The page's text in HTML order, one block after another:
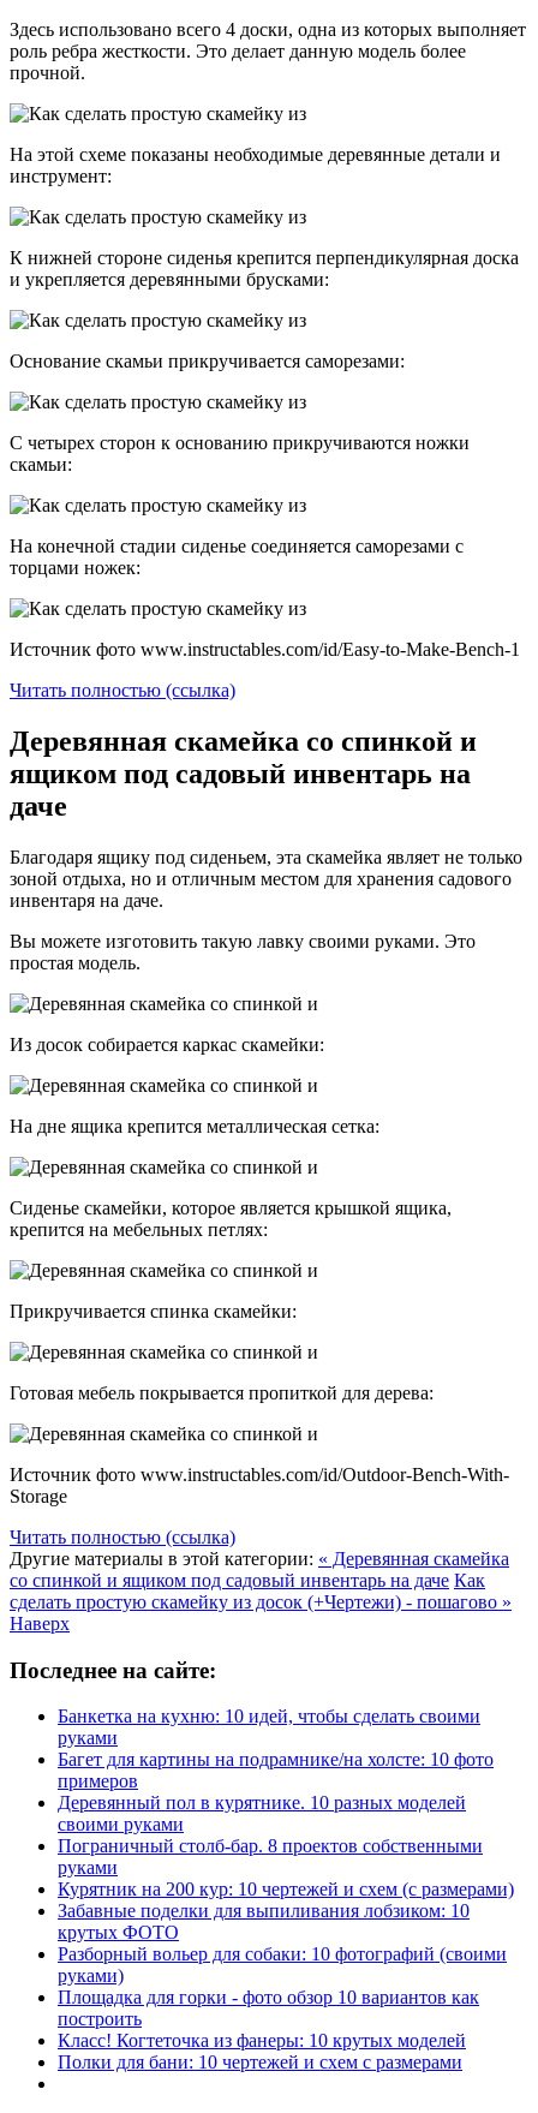
Здесь использовано всего 4 доски, одна из которых выполняет
роль ребра жесткости. Это делает данную модель более
прочной.
На этой схеме показаны необходимые деревянные детали и
инструмент:
К нижней стороне сиденья крепится перпендикулярная доска
и укрепляется деревянными брусками:
Основание скамьи прикручивается саморезами:
С четырех сторон к основанию прикручиваются ножки
скамьи:
На конечной стадии сиденье соединяется саморезами с
торцами ножек:
Источник фото www.instructables.com/id/Easy-to-Make-Bench-1
Читать полностью (ссылка)
Деревянная скамейка со спинкой и
ящиком под садовый инвентарь на
даче
Благодаря ящику под сиденьем, эта скамейка являет не только
зоной отдыха, но и отличным местом для хранения садового
инвентаря на даче.
Вы можете изготовить такую лавку своими руками. Это
простая модель.
Из досок собирается каркас скамейки:
На дне ящика крепится металлическая сетка:
Сиденье скамейки, которое является крышкой ящика,
крепится на мебельных петлях:
Прикручивается спинка скамейки:
Готовая мебель покрывается пропиткой для дерева:
Источник фото www.instructables.com/id/Outdoor-Bench-With-
Storage
Читать полностью (ссылка)
Другие материалы в этой категории: « Деревянная скамейка
со спинкой и ящиком под садовый инвентарь на даче Как
сделать простую скамейку из досок (+Чертежи) - пошагово »
Наверх
Последнее на сайте:
Банкетка на кухню: 10 идей, чтобы сделать своими
руками
Багет для картины на подрамнике/на холсте: 10 фото
примеров
Деревянный пол в курятнике. 10 разных моделей
своими руками
Пограничный столб-бар. 8 проектов собственными
руками
Курятник на 200 кур: 10 чертежей и схем (с размерами)
Забавные поделки для выпиливания лобзиком: 10
крутых ФОТО
Разборный вольер для собаки: 10 фотографий (своими
руками)
Площадка для горки - фото обзор 10 вариантов как
построить
Класс! Когтеточка из фанеры: 10 крутых моделей
Полки для бани: 10 чертежей и схем с размерами